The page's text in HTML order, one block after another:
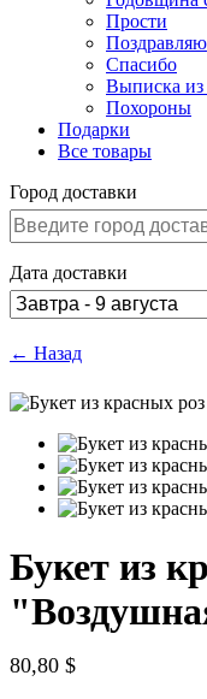
Прости
Поздравляю
Спасибо
Выписка из
Похороны
Подарки
Все товары
Город доставки
Дата доставки
← Назад
Букет из
80,80 $